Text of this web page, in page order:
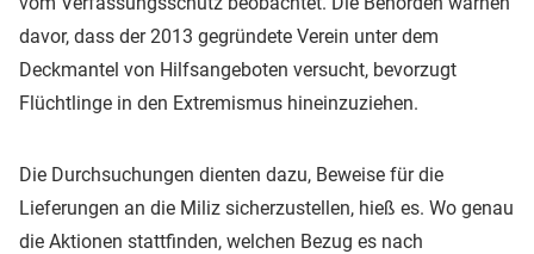
davor, dass der 2013 gegründete Verein unter dem
Deckmantel von Hilfsangeboten versucht, bevorzugt
Flüchtlinge in den Extremismus hineinzuziehen.
Die Durchsuchungen dienten dazu, Beweise für die
Lieferungen an die Miliz sicherzustellen, hieß es. Wo genau
die Aktionen stattfinden, welchen Bezug es nach